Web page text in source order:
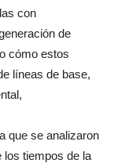
con
de
cómo estos
líneas de base,
que se analizaron
los tiempos de la